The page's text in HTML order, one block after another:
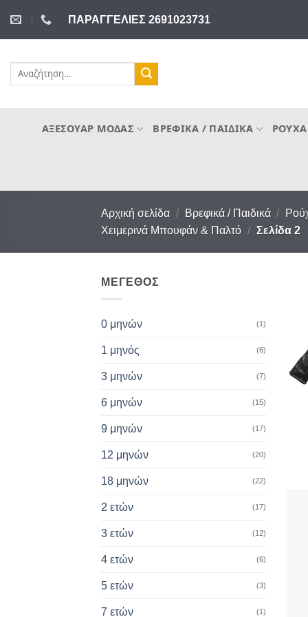
στο
περιεχόμενο
ΠΑΡΑΓΓΕΛΙΕΣ 2691023731
Αναζήτηση
ΑΞΕΣΟΥΆΡ ΜΌΔΑΣ ΒΡΕΦΙΚΆ / ΠΑΙΔΙΚΆ
Αρχική σελίδα / Βρεφικά / Παιδικά /
Χειμερινά Μπουφάν & Παλτό / Σελίδα 2
ΜΈΓΕΘΟΣ
0 μηνών (1)
1 μηνός (6)
3 μηνών (7)
6 μηνών (15)
9 μηνών (17)
12 μηνών (20)
18 μηνών (22)
2 ετών (17)
3 ετών (12)
4 ετών (6)
5 ετών (3)
7 ετών (1)